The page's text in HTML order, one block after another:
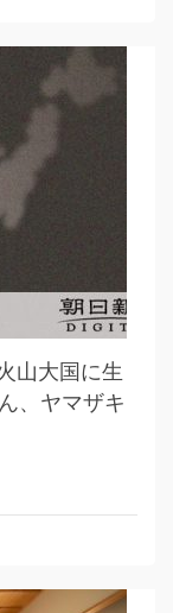
山大国に生
、ヤマザキ